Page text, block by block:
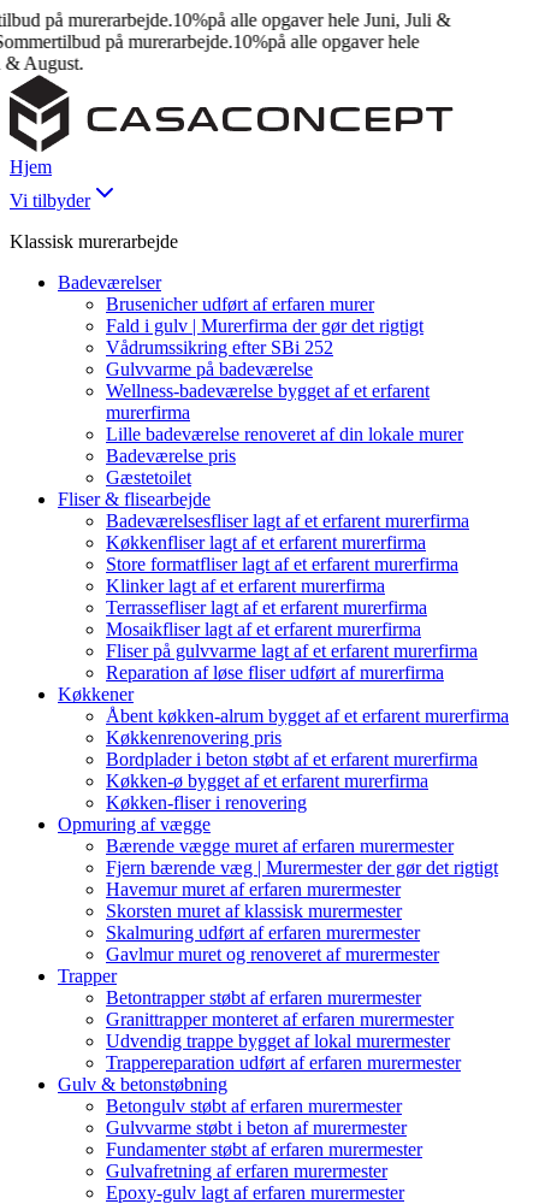
på murerarbejde.10%på alle opgaver hele Juni, Juli &
på murerarbejde.10%på alle opgaver hele
August.
Hjem
Vi tilbyder
Klassisk murerarbejde
Badeværelser
Brusenicher udført af erfaren murer
Fald i gulv | Murerfirma der gør det rigtigt
Vådrumssikring efter SBi 252
Gulvvarme på badeværelse
Wellness-badeværelse bygget af et erfarent
murerfirma
Lille badeværelse renoveret af din lokale murer
Badeværelse pris
Gæstetoilet
Fliser & flisearbejde
Badeværelsesfliser lagt af et erfarent murerfirma
Køkkenfliser lagt af et erfarent murerfirma
Store formatfliser lagt af et erfarent murerfirma
Klinker lagt af et erfarent murerfirma
Terrassefliser lagt af et erfarent murerfirma
Mosaikfliser lagt af et erfarent murerfirma
Fliser på gulvvarme lagt af et erfarent murerfirma
Reparation af løse fliser udført af murerfirma
Køkkener
Åbent køkken-alrum bygget af et erfarent murerfirma
Køkkenrenovering pris
Bordplader i beton støbt af et erfarent murerfirma
Køkken-ø bygget af et erfarent murerfirma
Køkken-fliser i renovering
Opmuring af vægge
Bærende vægge muret af erfaren murermester
Fjern bærende væg | Murermester der gør det rigtigt
Havemur muret af erfaren murermester
Skorsten muret af klassisk murermester
Skalmuring udført af erfaren murermester
Gavlmur muret og renoveret af murermester
Trapper
Betontrapper støbt af erfaren murermester
Granittrapper monteret af erfaren murermester
Udvendig trappe bygget af lokal murermester
Trappereparation udført af erfaren murermester
Gulv & betonstøbning
Betongulv støbt af erfaren murermester
Gulvvarme støbt i beton af murermester
Fundamenter støbt af erfaren murermester
Gulvafretning af erfaren murermester
Epoxy-gulv lagt af erfaren murermester